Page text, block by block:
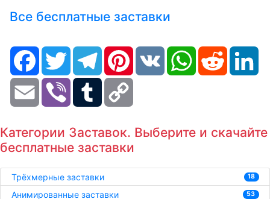
Все бесплатные заставки
FacebookTwitter TelegramPinterestVK WhatsAppReddit
Email Viber Tumblr
Категории Заставок. Выберите и скачайте
бесплатные заставки
Трёхмерные заставки 18
Анимированные заставки 53